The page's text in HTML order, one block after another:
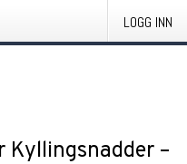
LOGG INN
Kyllingsnadder –